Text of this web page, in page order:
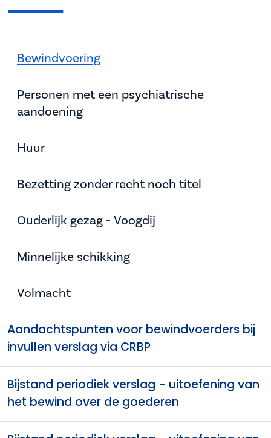
Bewindvoering
Personen met een psychiatrische
aandoening
Huur
Bezetting zonder recht noch titel
Ouderlijk gezag - Voogdij
Minnelijke schikking
Volmacht
Aandachtspunten voor bewindvoerders bij
invullen verslag via CRBP
Bijstand periodiek verslag - uitoefening van
het bewind over de goederen